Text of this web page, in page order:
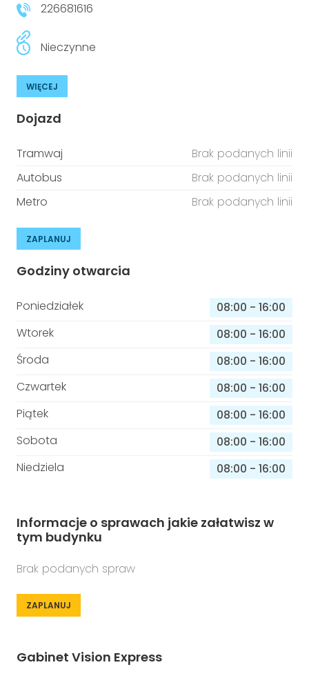
226681616
Nieczynne
WIĘCEJ
Dojazd
Tramwaj
Brak podanych linii
Autobus
Brak podanych linii
Metro
Brak podanych linii
ZAPLANUJ
Godziny otwarcia
Poniedziałek 08:00 - 16:00
Wtorek
08:00 - 16:00
Środa
08:00 - 16:00
Czwartek
08:00 - 16:00
Piątek
08:00 - 16:00
Sobota
08:00 - 16:00
Niedziela
08:00 - 16:00
Informacje o sprawach jakie załatwisz w
tym budynku
Brak podanych spraw
ZAPLANUJ
Gabinet Vision Express